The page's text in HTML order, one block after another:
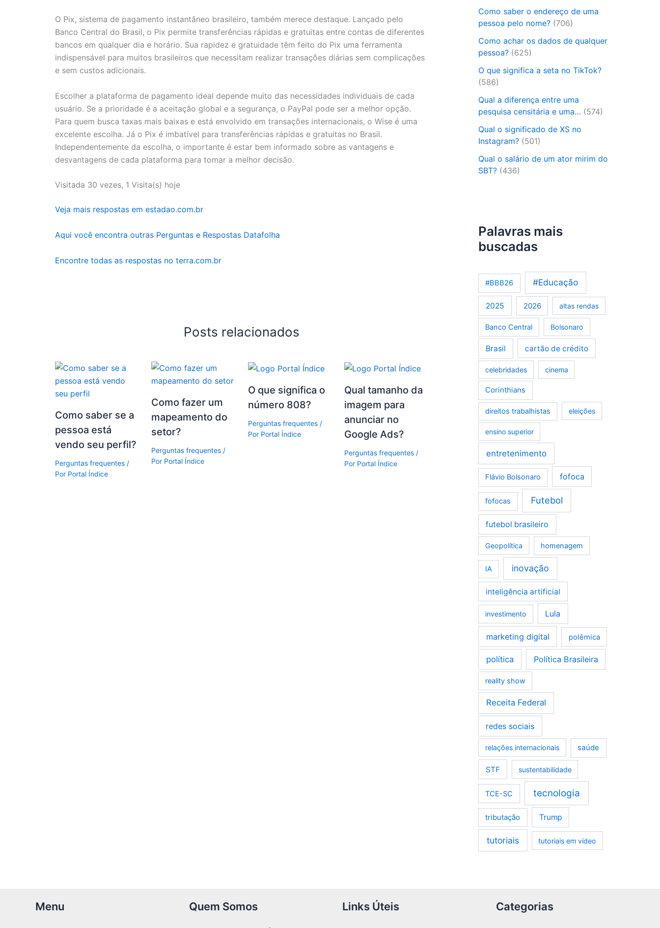
O Pix, sistema de pagamento instantâneo brasileiro, também merece destaque. Lançado pelo
Banco Central do Brasil, o Pix permite transferências rápidas e gratuitas entre contas de diferentes
bancos em qualquer dia e horário. Sua rapidez e gratuidade têm feito do Pix uma ferramenta
indispensável para muitos brasileiros que necessitam realizar transações diárias sem complicações
e sem custos adicionais.
Escolher a plataforma de pagamento ideal depende muito das necessidades individuais de cada
usuário. Se a prioridade é a aceitação global e a segurança, o PayPal pode ser a melhor opção.
Para quem busca taxas mais baixas e está envolvido em transações internacionais, o Wise é uma
excelente escolha. Já o Pix é imbatível para transferências rápidas e gratuitas no Brasil.
Independentemente da escolha, o importante é estar bem informado sobre as vantagens e
desvantagens de cada plataforma para tomar a melhor decisão.
Visitada 30 vezes, 1 Visita(s) hoje
Veja mais respostas em estadao.com.br
Aqui você encontra outras Perguntas e Respostas Datafolha
Encontre todas as respostas no terra.com.br
Posts relacionados
Como saber se a
pessoa está
vendo seu perfil?
Perguntas frequentes /
Por Portal Índice
Como fazer um
mapeamento do
setor?
Perguntas frequentes /
Por Portal Índice
O que significa o
número 808?
Perguntas frequentes/
Por Portal Índice
Qual tamanho da
imagem para
anunciar no
Google Ads?
Perguntas frequentes/
Por Portal Índice
Como saber o endereço de uma
pessoa pelo nome? (706)
Como achar os dados de qualquer
pessoa? (625)
O que significa a seta no TikTok?
(586)
Qual a diferença entre uma
pesquisa censitária e uma… (574)
Qual o significado de XS no
Instagram? (501)
Qual o salário de um ator mirim do
SBT? (436)
Palavras mais
buscadas
#BBB26 #Educação
2025 2026 altas rendas
Banco Central Bolsonaro
Brasil cartão de crédito
celebridades cinema
Corinthians
direitos trabalhistas eleições
ensino superior
entretenimento
Flávio Bolsonaro fofoca
fofocas Futebol
futebol brasileiro
Geopolítica homenagem
IA inovação
inteligência artificial
investimento Lula
marketing digital polêmica
política Política Brasileira
reality show
Receita Federal
redes sociais
relações internacionais saúde
STF sustentabilidade
TCE-SC tecnologia
tributação Trump
tutoriais tutoriais em vídeo
Menu Quem Somos Links Úteis Categorias